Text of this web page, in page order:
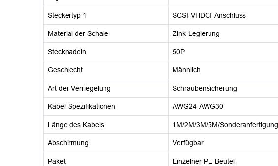
Steckertyp 1 SCSI-VHDCI-Anschluss
Material der Schale Zink-Legierung
Stecknadeln 50P
Geschlecht Männlich
Art der Verriegelung Schraubensicherung
Kabel-Spezifikationen AWG24-AWG30
Länge des Kabels 1M/2M/3M/5M/Sonderanfertigung
Abschirmung Verfügbar
Paket Einzelner PE-Beutel